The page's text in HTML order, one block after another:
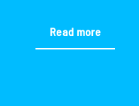
Read more